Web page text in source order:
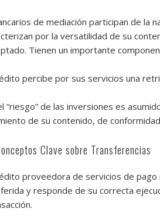
de mediación participan de la
por la versatilidad de su
Tienen un importante
percibe por sus servicios una
“riesgo” de las inversiones es
de su contenido, de
Clave sobre Transferencias
proveedora de servicios de
y responde de su correcta